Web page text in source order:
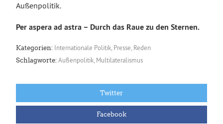
Außenpolitik.
Per aspera ad astra – Durch das Raue zu den Sternen.
Kategorien: Internationale Politik Presse Reden
Schlagworte: Außenpolitik Multilateralismus
Twitter
Facebook